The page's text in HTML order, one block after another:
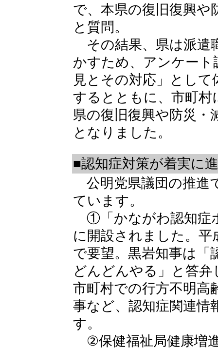
で、本県の復旧復興や
と質問。
その結果、県は派遣
かすため、アンケート
見とその対応」とし
するとともに、市町
県の復旧復興や防災・
となりました。
■認知症対策が着実に
公明党県議団の推進
ています。
①「かながわ認知症
に開設されました。平
で要望。黒岩知事は「
どんどんやる」と答
市町村での行方不明高
事など、認知症関連情
す。
②保健福祉局健康増